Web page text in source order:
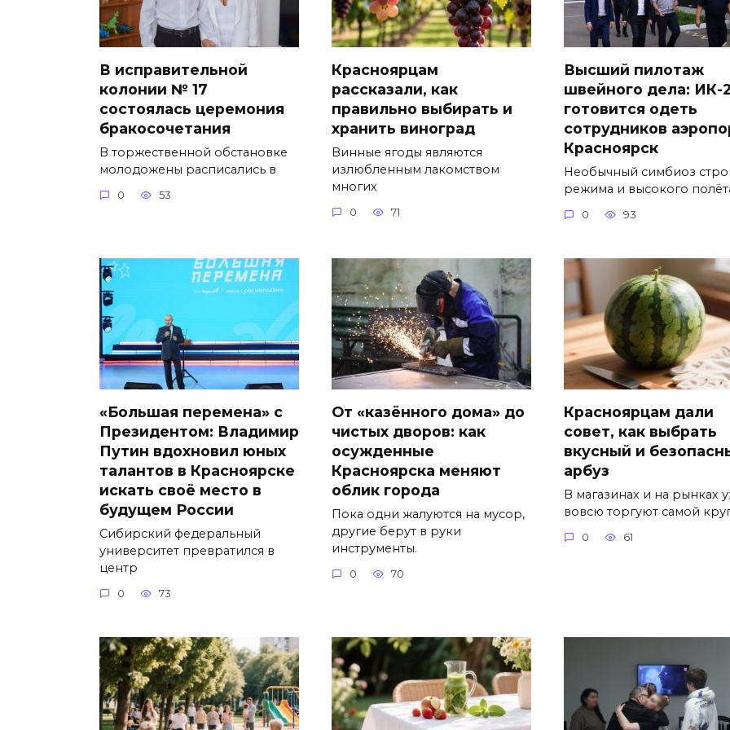
В исправительной
колонии № 17
состоялась церемония
бракосочетания
В торжественной обстановке
молодожены расписались в
0 53
Красноярцам
рассказали, как
правильно выбирать и
хранить виноград
Винные ягоды являются
излюбленным лакомством
многих
0 71
Высший пилотаж
швейного дела: ИК-
готовится одеть
сотрудников
Красноярск
Необычный симбиоз
режима и высокого
0 93
«Большая перемена» с
Президентом: Владимир
Путин вдохновил юных
талантов в Красноярске
искать своё место в
будущем России
Сибирский федеральный
университет превратился в
центр
0 73
От «казённого дома» до
чистых дворов: как
осужденные
Красноярска меняют
облик города
Пока одни жалуются на мусор,
другие берут в руки
инструменты.
0 70
Красноярцам дали
совет, как выбрать
вкусный и
арбуз
В магазинах и на рынках
вовсю торгуют самой
0 61